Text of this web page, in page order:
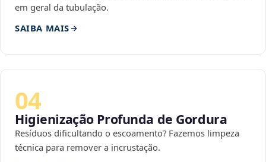
em geral da tubulação.
SAIBA MAIS
04
Higienização Profunda de Gordura
Resíduos dificultando o escoamento? Fazemos limpeza
técnica para remover a incrustação.